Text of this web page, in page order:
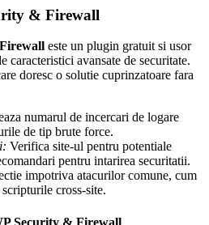
& Firewall
este un plugin gratuit si usor
caracteristici avansate de securitate.
doresc o solutie cuprinzatoare fara
numarul de incercari de logare
de tip brute force.
Verifica site-ul pentru potentiale
pentru intarirea securitatii.
impotriva atacurilor comune, cum
cross-site.
Security & Firewall